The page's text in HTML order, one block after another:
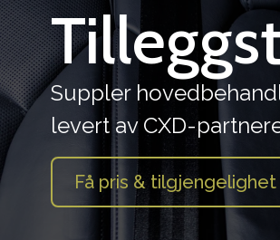
Suppler
levert av CXD-
Få pris & tilgjengelighet